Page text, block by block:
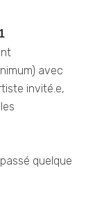
avec
invité.e,
quelque